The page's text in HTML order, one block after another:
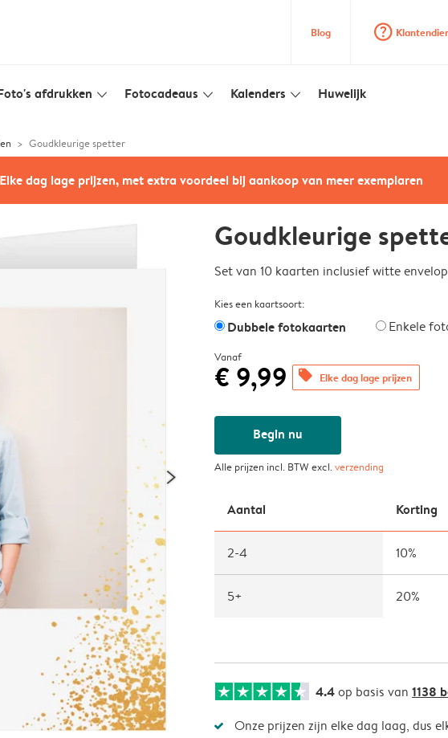
Blog question_mark_circle
afdrukken slim_arrow_down Fotocadeaus slim_arrow_down Kalenders slim_arrow_down Huwelijk
Goudkleurige spetter
Elke dag lage prijzen, met extra voordeel bij aankoop van meer exemplaren
Goudkleurige
Set van 10 kaarten inclusief witte
Kies een kaartsoort:
Dubbele fotokaarten Enkele
Vanaf
€ 9,99 offers Elke dag lage prijzen
Begin nu
Alle prijzen incl. BTW excl.verzending
Aantal Korting
2-4 10%
5+ 20%
4.4op basis van 1138
Onze prijzen zijn elke dag laag, dus